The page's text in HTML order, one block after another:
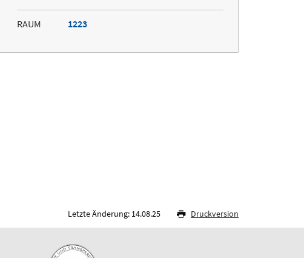
RAUM 1223
Letzte Änderung: 14.08.25 Druckversion